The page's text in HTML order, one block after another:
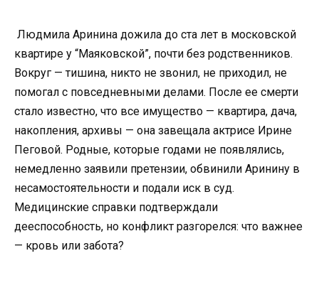
Людмила Аринина дожила до ста лет в московской
квартире у “Маяковской”, почти без родственников.
Вокруг — тишина, никто не звонил, не приходил, не
помогал с повседневными делами. После ее смерти
стало известно, что все имущество — квартира, дача,
накопления, архивы — она завещала актрисе Ирине
Пеговой. Родные, которые годами не появлялись,
немедленно заявили претензии, обвинили Аринину в
несамостоятельности и подали иск в суд.
Медицинские справки подтверждали
дееспособность, но конфликт разгорелся: что важнее
— кровь или забота?